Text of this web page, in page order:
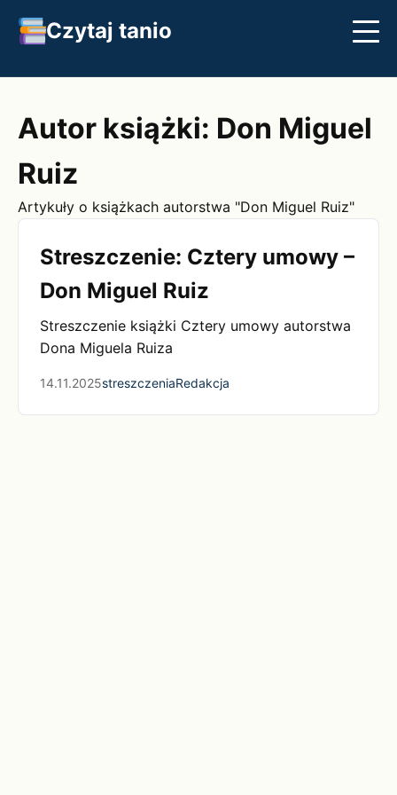
Czytaj tanio
Streszczenia
Klasyka
Autor książki: Don Miguel
Ruiz
Artykuły o książkach autorstwa "Don Miguel Ruiz"
Streszczenie: Cztery umowy –
Don Miguel Ruiz
Streszczenie książki Cztery umowy autorstwa
Dona Miguela Ruiza
14.11.2025streszczeniaRedakcja